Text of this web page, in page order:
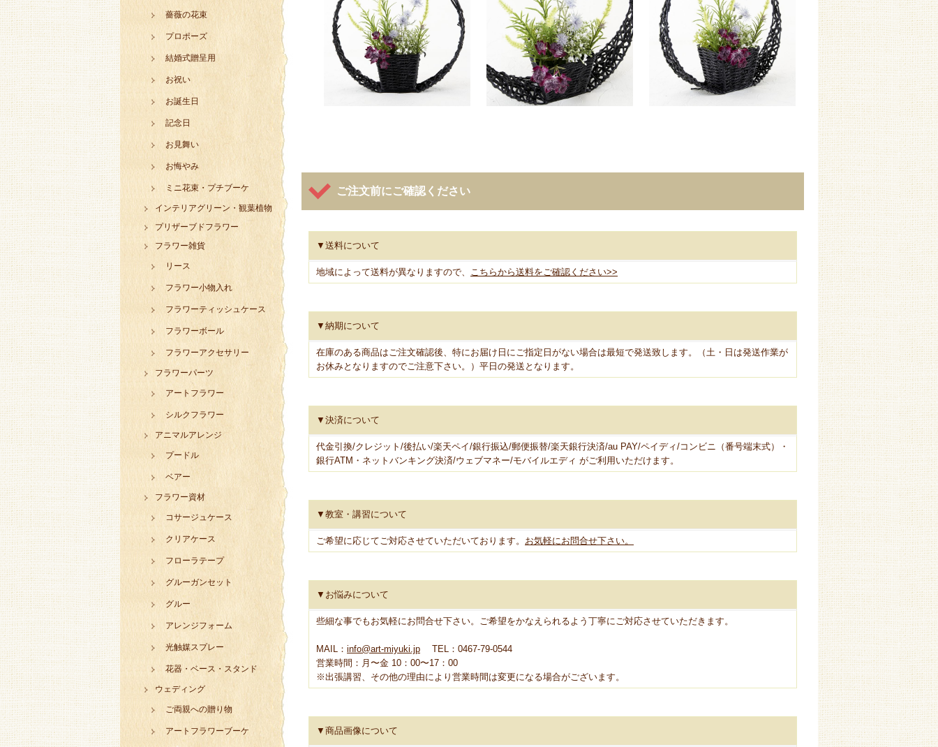
ご注文前にご確認ください
▼送料について
地域によって送料が異なりますので、 こちらから送料をご確認ください>>
▼納期について
在庫のある商品はご注文確認後、特にお届け日にご指定日がない場合は最短で発送致します。（土・日は発送作業が
お休みとなりますのでご注意下さい。）平日の発送となります。
▼決済について
代金引換/クレジット/後払い/楽天ペイ/銀行振込/郵便振替/楽天銀行決済/au PAY/ペイディ/コンビニ（番号端末式）・
銀行ATM・ネットバンキング決済/ウェブマネー/モバイルエディ がご利用いただけます。
▼教室・講習について
ご希望に応じてご対応させていただいております。 お気軽にお問合せ下さい。
▼お悩みについて
些細な事でもお気軽にお問合せ下さい。ご希望をかなえられるよう丁寧にご対応させていただきます。
MAIL： info@art-miyuki.jp TEL：0467-79-0544
営業時間：月〜金 10：00〜17：00
※出張講習、その他の理由により営業時間は変更になる場合がございます。
▼商品画像について
薔薇の花束
プロポーズ
結婚式贈呈用
お祝い
お誕生日
記念日
お見舞い
お悔やみ
ミニ花束・プチブーケ
インテリアグリーン・観葉植物
プリザーブドフラワー
フラワー雑貨
リース
フラワー小物入れ
フラワーティッシュケース
フラワーボール
フラワーアクセサリー
フラワーパーツ
アートフラワー
シルクフラワー
アニマルアレンジ
プードル
ベアー
フラワー資材
コサージュケース
クリアケース
フローラテープ
グルーガンセット
グルー
アレンジフォーム
光触媒スプレー
花器・ベース・スタンド
ウェディング
ご両親への贈り物
アートフラワーブーケ